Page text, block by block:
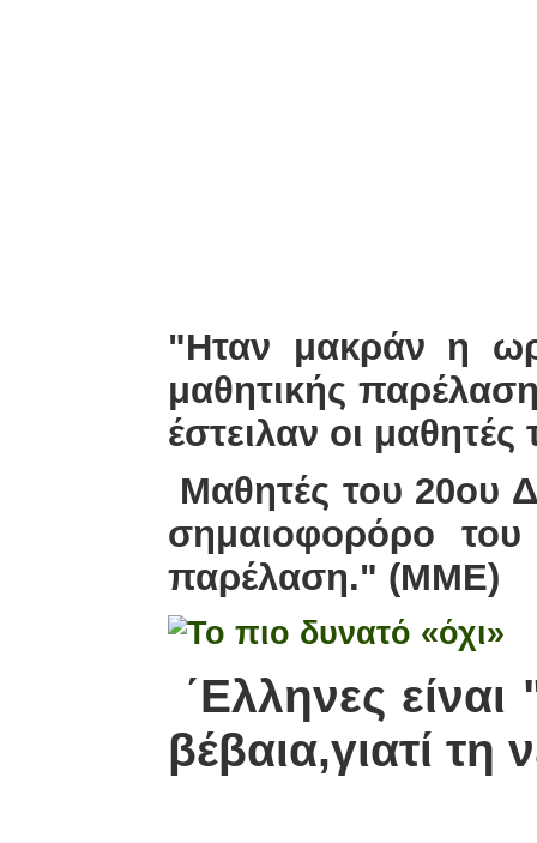
"Ηταν μακράν η
μαθητικής
έστειλαν οι
Μαθητές του 20ου
σημαιοφορόρο
παρέλαση." (ΜΜΕ)
΄Ελληνες
βέβαια,γιατί